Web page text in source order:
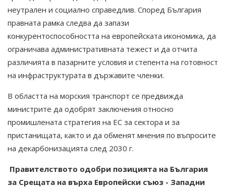
неутрален и социално справедлив. Според България
правната рамка следва да запази
конкурентоспособността на европейската икономика, да
ограничава административната тежест и да отчита
различията в пазарните условия и степента на готовност
на инфраструктурата в държавите членки.
В областта на морския транспорт се предвижда
министрите да одобрят заключения относно
промишлената стратегия на ЕС за сектора и за
пристанищата, както и да обменят мнения по въпросите
на декарбонизацията след 2030 г.
Правителството одобри позицията на България
за Срещата на върха Европейски съюз - Западни